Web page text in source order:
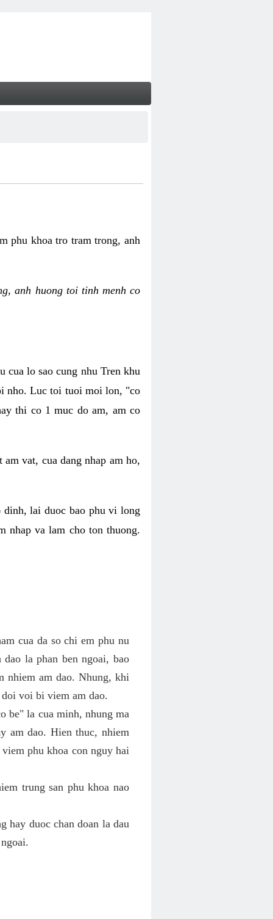
phu khoa tro tram trong, anh
anh huong toi tinh menh co
cua lo sao cung nhu Tren khu
nho. Luc toi tuoi moi lon, "co
thi co 1 muc do am, am co
vat, cua dang nhap am ho,
lai duoc bao phu vi long
nhap va lam cho ton thuong.
cua da so chi em phu nu
la phan ben ngoai, bao
nhiem am dao. Nhung, khi
voi bi viem am dao.
be" la cua minh, nhung ma
am dao. Hien thuc, nhiem
phu khoa con nguy hai
trung san phu khoa nao
hay duoc chan doan la dau